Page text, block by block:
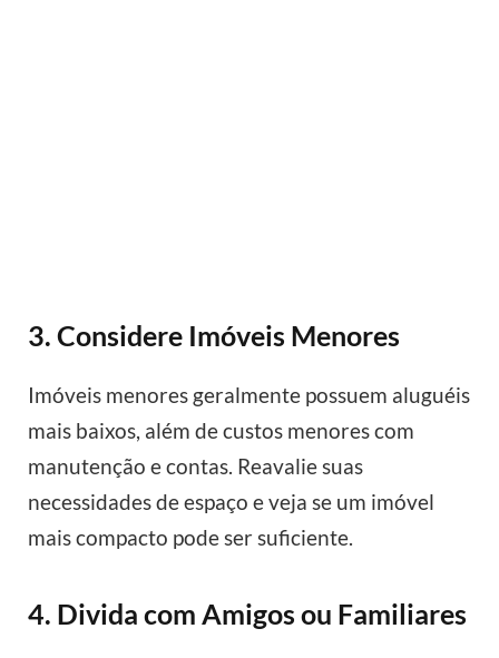
3. Considere Imóveis Menores
Imóveis menores geralmente possuem aluguéis
mais baixos, além de custos menores com
manutenção e contas. Reavalie suas
necessidades de espaço e veja se um imóvel
mais compacto pode ser suficiente.
4. Divida com Amigos ou Familiares